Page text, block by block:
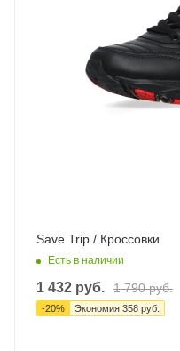
Save Trip / Кроссовки
Есть в наличии
1 432 руб. 1 790руб.
-20% Экономия 358 руб.